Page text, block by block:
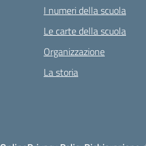
I numeri della scuola
Le carte della scuola
Organizzazione
La storia